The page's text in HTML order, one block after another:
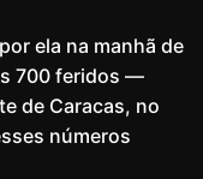
ela na manhã de
700 feridos —
de Caracas, no
números